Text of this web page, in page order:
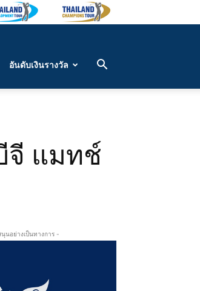
อันดับเงินรางวัล
จี แมทช์
นอย่างเป็นทางการ -